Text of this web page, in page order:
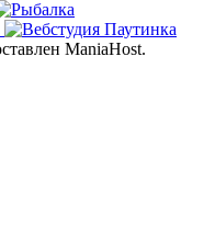
ManiaHost.